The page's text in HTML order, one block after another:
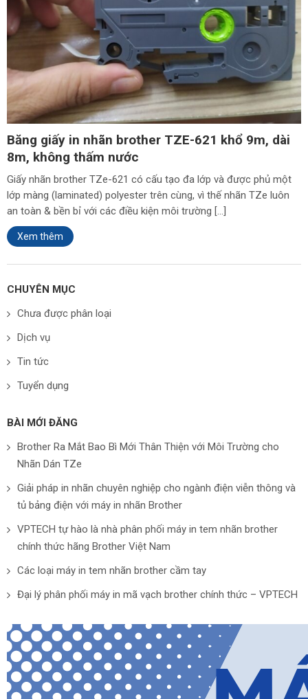
Băng giấy in nhãn brother TZE-621 khổ 9m, dài
8m, không thấm nước
Giấy nhãn brother TZe-621 có cấu tạo đa lớp và được phủ một
lớp màng (laminated) polyester trên cùng, vì thế nhãn TZe luôn
an toàn & bền bỉ với các điều kiện môi trường […]
Xem thêm
CHUYÊN MỤC
Chưa được phân loại
Dịch vụ
Tin tức
Tuyển dụng
BÀI MỚI ĐĂNG
Brother Ra Mắt Bao Bì Mới Thân Thiện với Môi Trường cho
Nhãn Dán TZe
Giải pháp in nhãn chuyên nghiệp cho ngành điện viễn thông và
tủ bảng điện với máy in nhãn Brother
VPTECH tự hào là nhà phân phối máy in tem nhãn brother
chính thức hãng Brother Việt Nam
Các loại máy in tem nhãn brother cầm tay
Đại lý phân phối máy in mã vạch brother chính thức – VPTECH